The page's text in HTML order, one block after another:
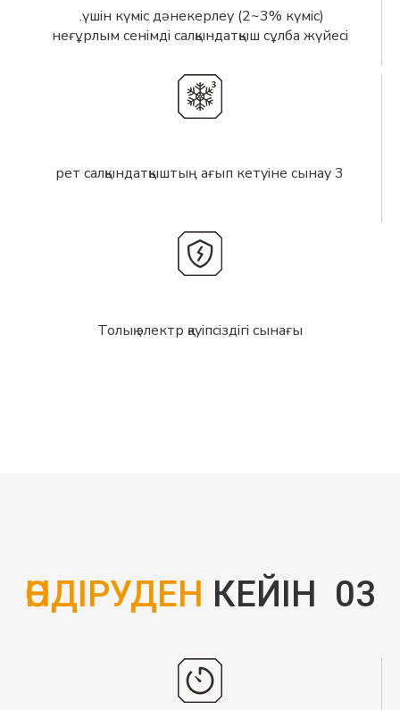
үшін күміс дәнекерлеу (2~3% күміс).
неғұрлым сенімді салқындатқыш сұлба жүйесі
3 рет салқындатқыштың ағып кетуіне сынау
Толық электр қауіпсіздігі сынағы
03
ӨНДІРУДЕН КЕЙІН